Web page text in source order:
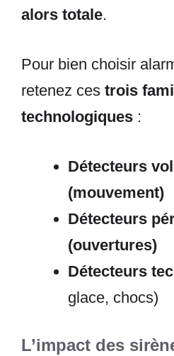
alors totale.
Pour bien choisir
retenez ces trois
technologiques :
Détecteurs
(mouvement)
Détecteurs
(ouvertures)
Détecteurs
glace, chocs)
L’impact des